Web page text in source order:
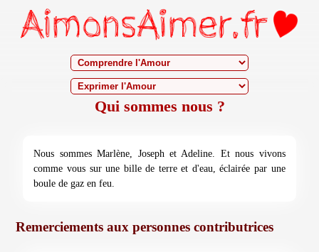
Qui sommes nous ?
Nous sommes Marlène, Joseph et Adeline. Et nous vivons
comme vous sur une bille de terre et d'eau, éclairée par une
boule de gaz en feu.
Remerciements aux personnes contributrices